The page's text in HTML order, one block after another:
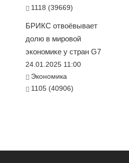
1118 (39669)
БРИКС отвоёвывает
долю в мировой
экономике у стран G7
24.01.2025 11:00
Экономика
1105 (40906)